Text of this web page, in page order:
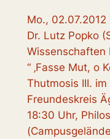
Mo., 02.07.2012
Dr. Lutz Popko
Wissenschaften
“ ‚Fasse Mut, o
Thutmosis III.
Freundeskreis
18:30 Uhr,